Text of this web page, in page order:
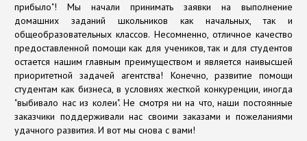
прибыло"! Мы начали принимать заявки на выполнение
домашних заданий школьников как начальных, так и
общеобразовательных классов. Несомненно, отличное качество
предоставленной помощи как для учеников, так и для студентов
остается нашим главным преимуществом и является наивысшей
приоритетной задачей агентства! Конечно, развитие помощи
студентам как бизнеса, в условиях жесткой конкуренции, иногда
"выбивало нас из колеи". Не смотря ни на что, наши постоянные
заказчики поддерживали нас своими заказами и пожеланиями
удачного развития. И вот мы снова с вами!